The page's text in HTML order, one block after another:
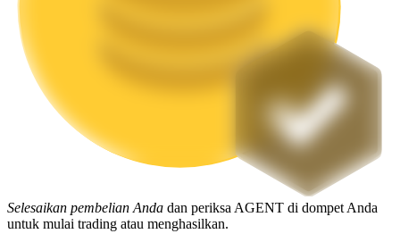
Launchpool
Staking fleksibel untuk mendapatkan token populer
Selesaikan pembelian Anda dan periksa AGENT di dompet Anda
untuk mulai trading atau menghasilkan.